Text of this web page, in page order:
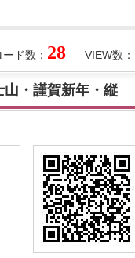
VIEW数：
ド数： 28
・謹賀新年・縦